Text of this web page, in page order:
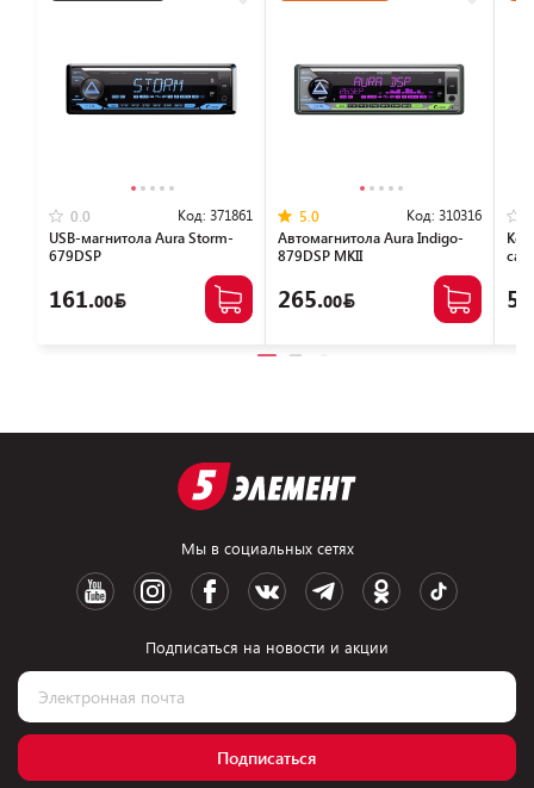
0.0 Код: 371861
USB-магнитола Aura Storm-
679DSP
161.00
5.0 Код: 310316
Автомагнитола Aura Indigo-
879DSP MKII
265.00
Мы в социальных сетях
Подписаться на новости и акции
Подписаться